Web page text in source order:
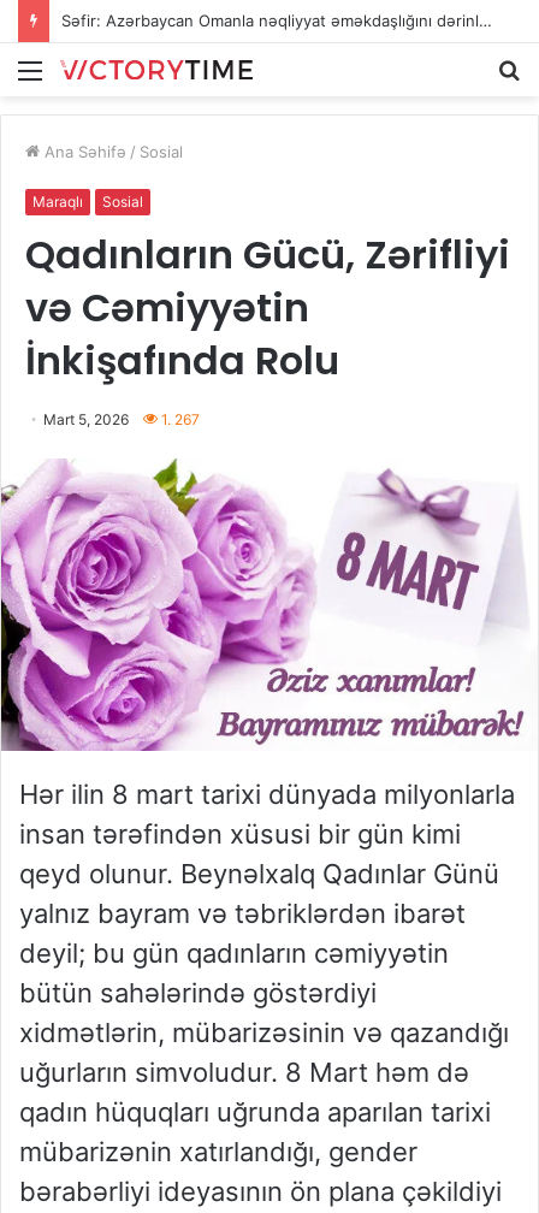
Səfir: Azərbaycan Omanla nəqliyyat əməkdaşlığını dərinləşdirməyə hazırdır
Menu
Ana Səhifə / Sosial
Maraqlı Sosial
Qadınların Gücü, Zərifliyi
və Cəmiyyətin
İnkişafında Rolu
Mart 5, 2026 1. 267
Hər ilin 8 mart tarixi dünyada milyonlarla
insan tərəfindən xüsusi bir gün kimi
qeyd olunur. Beynəlxalq Qadınlar Günü
yalnız bayram və təbriklərdən ibarət
deyil; bu gün qadınların cəmiyyətin
bütün sahələrində göstərdiyi
xidmətlərin, mübarizəsinin və qazandığı
uğurların simvoludur. 8 Mart həm də
qadın hüquqları uğrunda aparılan tarixi
mübarizənin xatırlandığı, gender
bərabərliyi ideyasının ön plana çəkildiyi